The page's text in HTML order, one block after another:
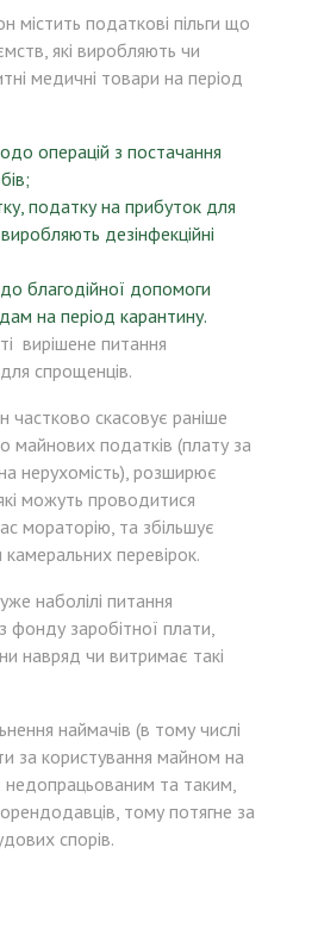
містить податкові пільги що
які виробляють чи
медичні товари на період
операцій з постачання
податку на прибуток для
дезінфекційні
благодійної допомоги
на період карантину.
вирішене питання
спрощенців.
частково скасовує раніше
майнових податків (плату за
нерухомість), розширює
можуть проводитися
мораторію, та збільшує
перевірок.
наболілі питання
заробітної плати,
навряд чи витримає такі
наймачів (в тому числі
за користування майном на
недопрацьованим та таким,
тому потягне за
спорів.